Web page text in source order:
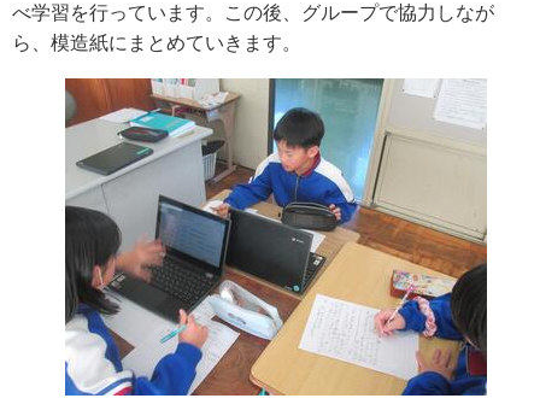
べ学習を行っています。この後、グループで協力しなが
ら、模造紙にまとめていきます。